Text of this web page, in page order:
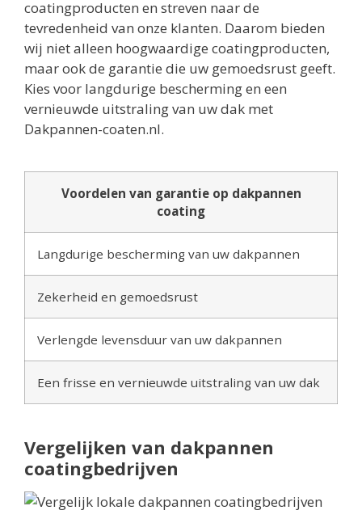
coatingproducten en streven naar de
tevredenheid van onze klanten. Daarom bieden
wij niet alleen hoogwaardige coatingproducten,
maar ook de garantie die uw gemoedsrust geeft.
Kies voor langdurige bescherming en een
vernieuwde uitstraling van uw dak met
Dakpannen-coaten.nl.
Voordelen van garantie op dakpannen
coating
Langdurige bescherming van uw dakpannen
Zekerheid en gemoedsrust
Verlengde levensduur van uw dakpannen
Een frisse en vernieuwde uitstraling van uw dak
Vergelijken van dakpannen
coatingbedrijven